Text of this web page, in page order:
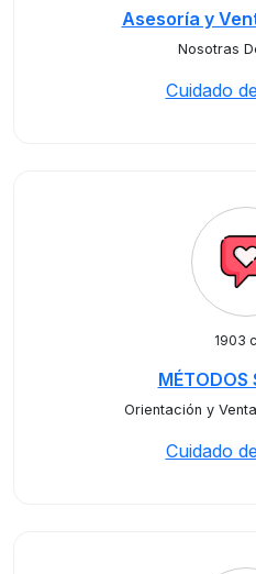
Asesoría y
Nosotras
Cuidado
1903
MÉTODOS
Orientación y
Cuidado